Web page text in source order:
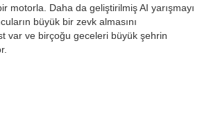
motorla. Daha da geliştirilmiş AI yarışmayı
büyük bir zevk almasını
var ve birçoğu geceleri büyük şehrin